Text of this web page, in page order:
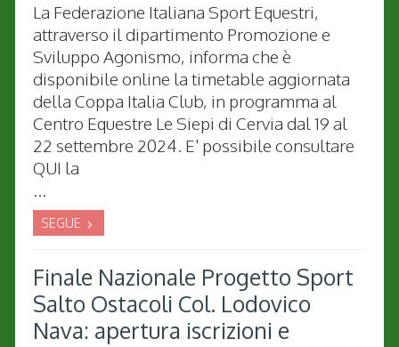
La Federazione Italiana Sport Equestri,
attraverso il dipartimento Promozione e
Sviluppo Agonismo, informa che è
disponibile online la timetable aggiornata
della Coppa Italia Club, in programma al
Centro Equestre Le Siepi di Cervia dal 19 al
22 settembre 2024. E' possibile consultare
QUI la
...
SEGUE
Finale Nazionale Progetto Sport
Salto Ostacoli Col. Lodovico
Nava: apertura iscrizioni e